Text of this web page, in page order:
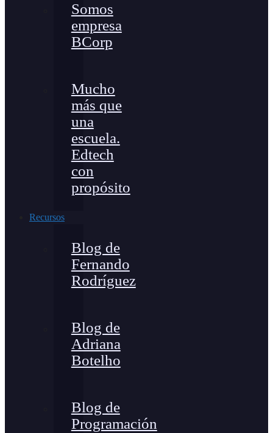
Somos
empresa
BCorp
Mucho
más que
una
escuela.
Edtech
con
propósito
Recursos
Blog de
Fernando
Rodríguez
Blog de
Adriana
Botelho
Blog de
Programación